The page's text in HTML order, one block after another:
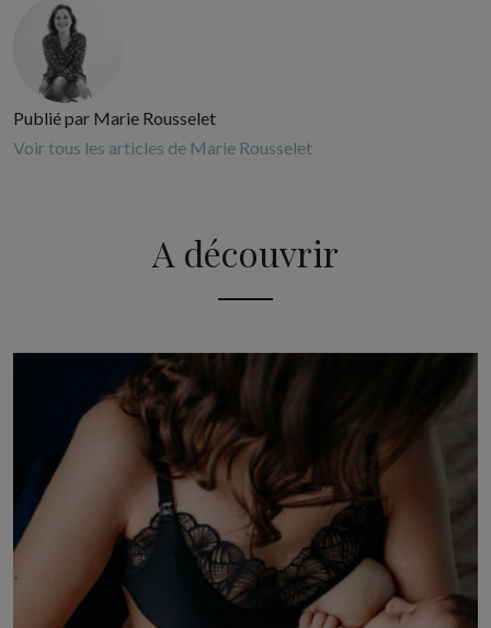
Publié par Marie Rousselet
Voir tous les articles de Marie Rousselet
A découvrir